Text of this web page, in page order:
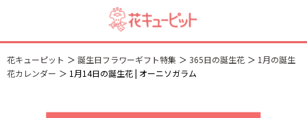
花キューピット 誕生日フラワーギフト特集 365日の誕生花
1月の誕生
花カレンダー
1月14日の誕生花 | オーニソガラム